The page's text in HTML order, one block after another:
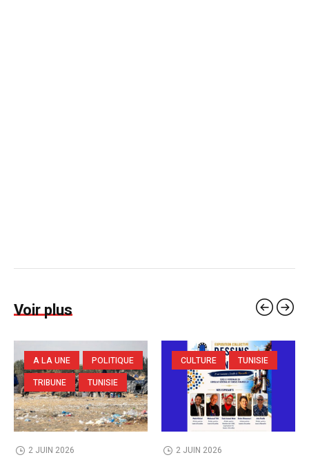
Voir plus
A LA UNE
POLITIQUE
TRIBUNE
TUNISIE
2 JUIN 2026
CULTURE TUNISIE
2 JUIN 2026